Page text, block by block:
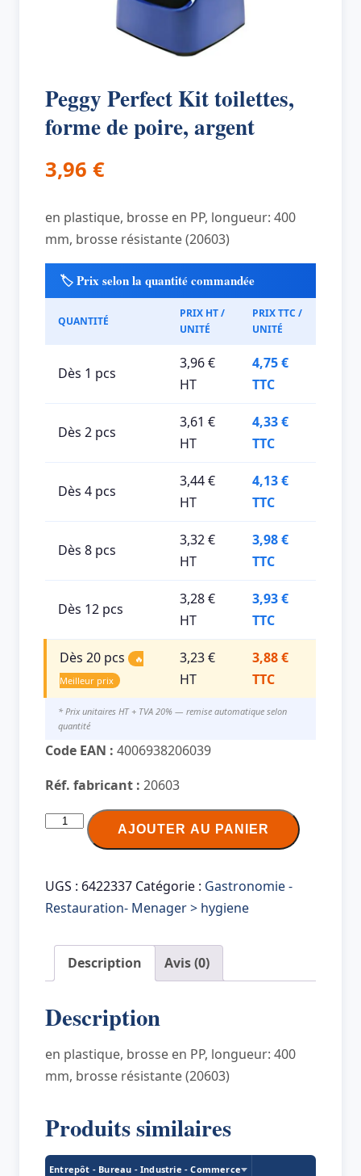
Peggy Perfect Kit toilettes,
forme de poire, argent
3,96 €
en plastique, brosse en PP, longueur: 400
mm, brosse résistante (20603)
🏷️ Prix selon la quantité commandée
QUANTITÉ
PRIX HT /
UNITÉ
PRIX TTC /
UNITÉ
Dès 1 pcs
3,96 €
HT
4,75 €
TTC
Dès 2 pcs
3,61 €
HT
4,33 €
TTC
Dès 4 pcs
3,44 €
HT
4,13 €
TTC
Dès 8 pcs
3,32 €
HT
3,98 €
TTC
Dès 12 pcs
3,28 €
HT
3,93 €
TTC
Dès 20 pcs
🔥
Meilleur prix
3,23 €
HT
3,88 €
TTC
* Prix unitaires HT + TVA 20% — remise automatique selon
quantité
Code EAN : 4006938206039
Réf. fabricant : 20603
quantité
Perfect
Kit
forme
argent
AJOUTER AU PANIER
UGS : 6422337 Catégorie : Gastronomie -
Restauration- Menager > hygiene
Description Avis (0)
Description
en plastique, brosse en PP, longueur: 400
mm, brosse résistante (20603)
Produits similaires
Entrepôt - Bureau - Industrie - Commerce